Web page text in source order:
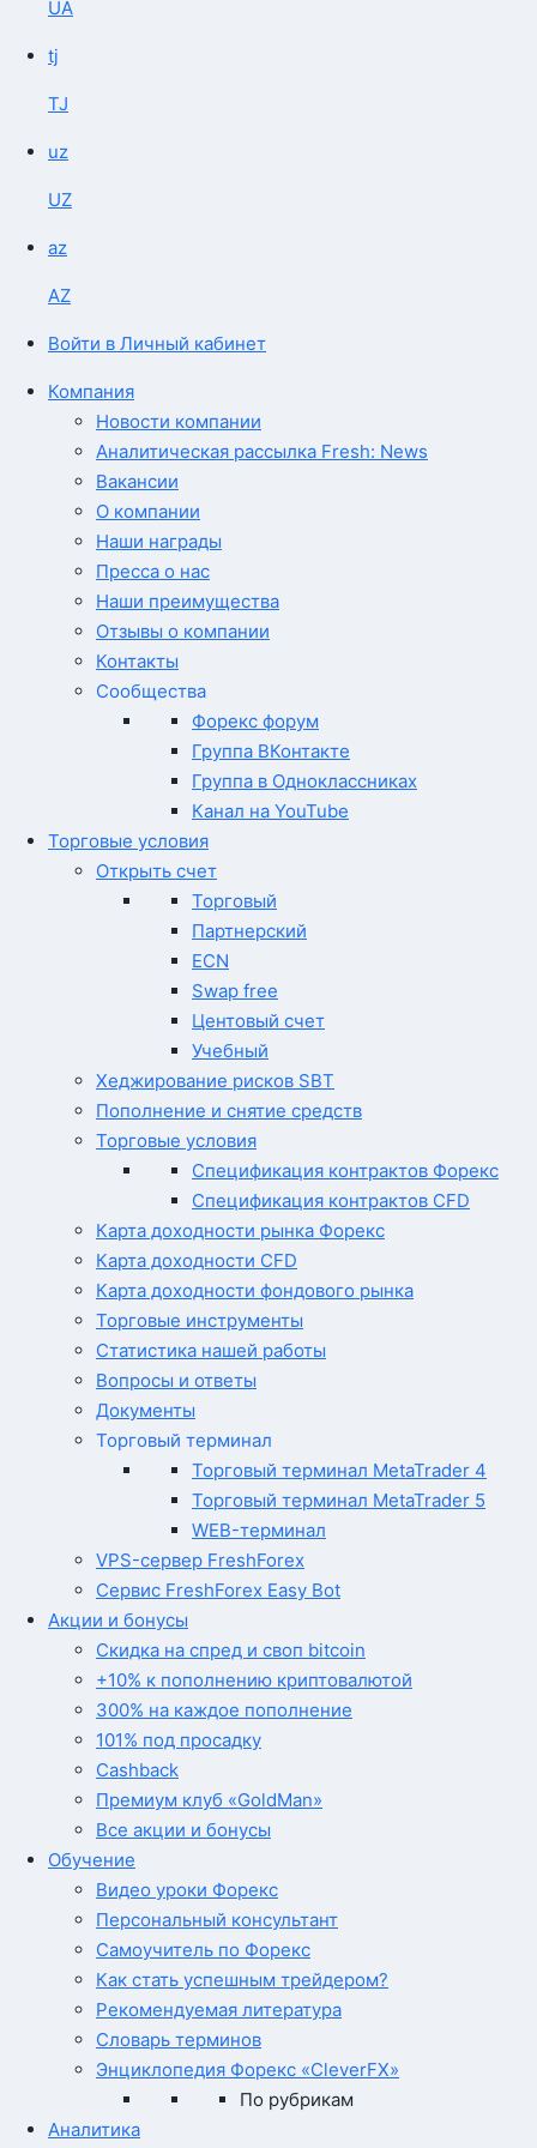
UA
tj
TJ
uz
UZ
az
AZ
Войти в Личный кабинет
Компания
Новости компании
Аналитическая рассылка Fresh: News
Вакансии
О компании
Наши награды
Пресса о нас
Наши преимущества
Отзывы о компании
Контакты
Сообщества
Форекс форум
Группа ВКонтакте
Группа в Одноклассниках
Канал на YouTube
Торговые условия
Открыть счет
Торговый
Партнерский
ECN
Swap free
Центовый счет
Учебный
Хеджирование рисков SBT
Пополнение и снятие средств
Торговые условия
Спецификация контрактов Форекс
Спецификация контрактов CFD
Карта доходности рынка Форекс
Карта доходности CFD
Карта доходности фондового рынка
Торговые инструменты
Статистика нашей работы
Вопросы и ответы
Документы
Торговый терминал
Торговый терминал MetaTrader 4
Торговый терминал MetaTrader 5
WEB-терминал
VPS-сервер FreshForex
Сервис FreshForex Easy Bot
Акции и бонусы
Скидка на спред и своп bitcoin
+10% к пополнению криптовалютой
300% на каждое пополнение
101% под просадку
Cashback
Премиум клуб «GoldMan»
Все акции и бонусы
Обучение
Видео уроки Форекс
Персональный консультант
Самоучитель по Форекс
Как стать успешным трейдером?
Рекомендуемая литература
Словарь терминов
Энциклопедия Форекс «CleverFX»
По рубрикам
Аналитика